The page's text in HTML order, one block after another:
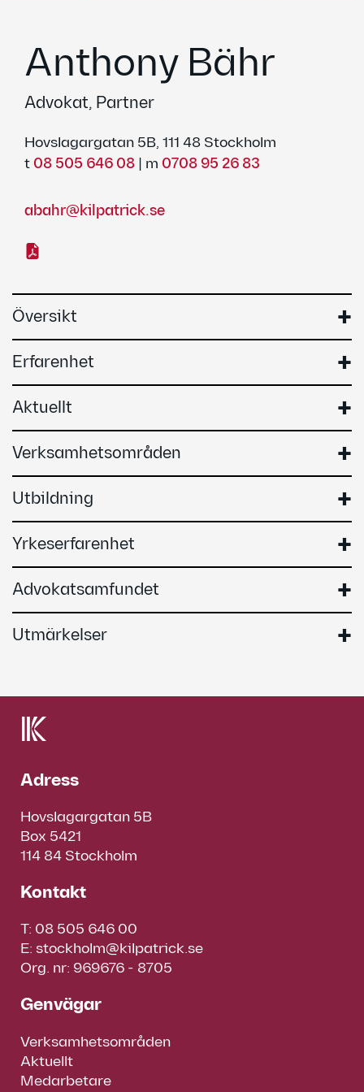
Anthony Bähr
Advokat, Partner
Hovslagargatan 5B, 111 48 Stockholm
t 08 505 646 08 m 0708 95 26 83
abahr@kilpatrick.se
Översikt
Erfarenhet
Aktuellt
Verksamhetsområden
Utbildning
Yrkeserfarenhet
Advokatsamfundet
Utmärkelser
Adress
Hovslagargatan 5B
Box 5421
114 84 Stockholm
Kontakt
T: 08 505 646 00
E: stockholm@kilpatrick.se
Org. nr: 969676 - 8705
Genvägar
Verksamhetsområden
Aktuellt
Medarbetare